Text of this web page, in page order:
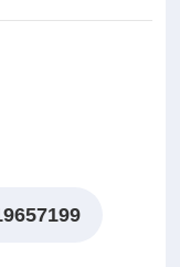
器、仪器、材料等作